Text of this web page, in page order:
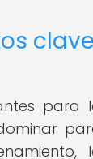
clave
para